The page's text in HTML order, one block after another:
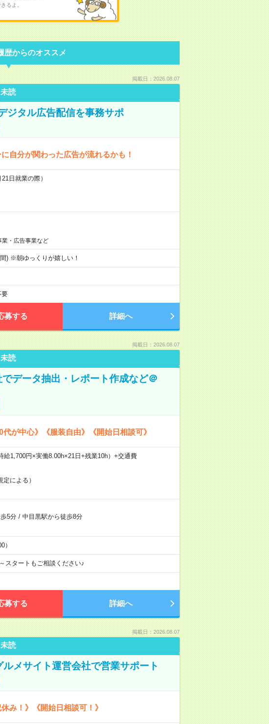
るよ。
歴からのオススメ
掲載日：2026.08.07
未読
ジタル広告配信を事務サポ
自分が関わった広告が流れるかも！
日就業の際）
業・広告事業など
) ※朝ゆっくりが嬉しい！
要
募する 詳細へ
掲載日：2026.08.07
未読
データ抽出・レポート作成など＠
が中心》《服装自由》《開始日相談可》
給1,700円×実働8.00h×21日+残業10h）+交通費
による）
5分/ 中目黒駅から徒歩8分
タートもご相談ください♪
募する 詳細へ
掲載日：2026.08.07
未読
メサイト運営会社で営業サポート
み！》《開始日相談可！》